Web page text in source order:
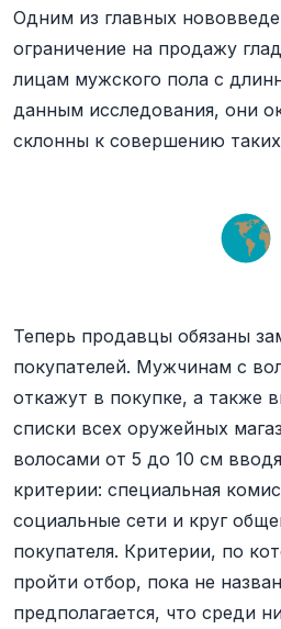
Одним из главных
ограничение на продажу
лицам мужского пола с
данным исследования, они
склонны к совершению
Теперь продавцы обязаны
покупателей. Мужчинам с
откажут в покупке, а также
списки всех оружейных
волосами от 5 до 10 см
критерии: специальная
социальные сети и круг
покупателя. Критерии, по
пройти отбор, пока не
предполагается, что среди